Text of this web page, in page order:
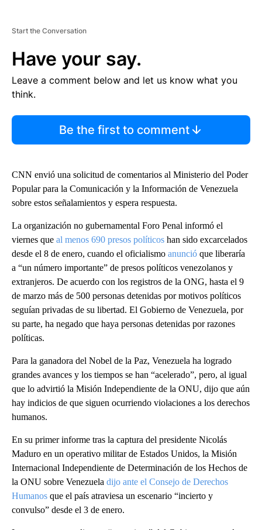
Start the Conversation
Have your say.
Leave a comment below and let us know what you
think.
Be the first to comment
CNN envió una solicitud de comentarios al Ministerio del Poder
Popular para la Comunicación y la Información de Venezuela
sobre estos señalamientos y espera respuesta.
La organización no gubernamental Foro Penal informó el
viernes que al menos 690 presos políticos han sido excarcelados
desde el 8 de enero, cuando el oficialismo anunció que liberaría
a “un número importante” de presos políticos venezolanos y
extranjeros. De acuerdo con los registros de la ONG, hasta el 9
de marzo más de 500 personas detenidas por motivos políticos
seguían privadas de su libertad. El Gobierno de Venezuela, por
su parte, ha negado que haya personas detenidas por razones
políticas.
Para la ganadora del Nobel de la Paz, Venezuela ha logrado
grandes avances y los tiempos se han “acelerado”, pero, al igual
que lo advirtió la Misión Independiente de la ONU, dijo que aún
hay indicios de que siguen ocurriendo violaciones a los derechos
humanos.
En su primer informe tras la captura del presidente Nicolás
Maduro en un operativo militar de Estados Unidos, la Misión
Internacional Independiente de Determinación de los Hechos de
la ONU sobre Venezuela dijo ante el Consejo de Derechos
Humanos que el país atraviesa un escenario “incierto y
convulso” desde el 3 de enero.